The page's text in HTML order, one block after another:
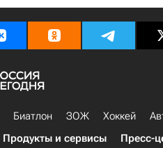
Биатлон ЗОЖ Хоккей
Продукты и сервисы Пресс-